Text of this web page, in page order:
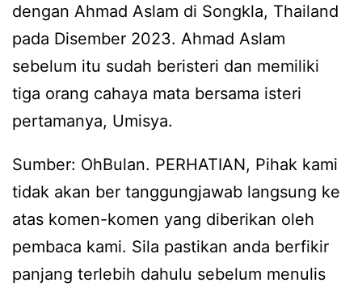
dengan Ahmad Aslam di Songkla, Thailand
pada Disember 2023. Ahmad Aslam
sebelum itu sudah beristeri dan memiliki
tiga orang cahaya mata bersama isteri
pertamanya, Umisya.
Sumber: OhBulan. PERHATIAN, Pihak kami
tidak akan ber tanggungjawab langsung ke
atas komen-komen yang diberikan oleh
pembaca kami. Sila pastikan anda berfikir
panjang terlebih dahulu sebelum menulis